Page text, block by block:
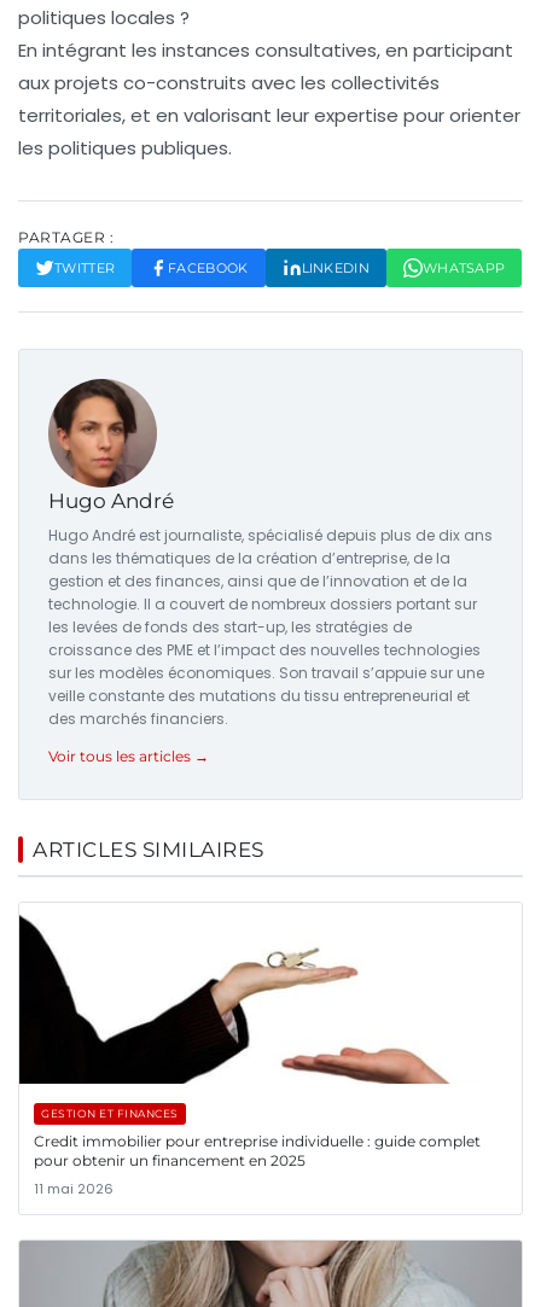
politiques locales ?
En intégrant les instances consultatives, en participant
aux projets co-construits avec les collectivités
territoriales, et en valorisant leur expertise pour orienter
les politiques publiques.
PARTAGER :
TWITTER FACEBOOK LINKEDIN WHATSAPP
Hugo André
Hugo André est journaliste, spécialisé depuis plus de dix ans
dans les thématiques de la création d’entreprise, de la
gestion et des finances, ainsi que de l’innovation et de la
technologie. Il a couvert de nombreux dossiers portant sur
les levées de fonds des start-up, les stratégies de
croissance des PME et l’impact des nouvelles technologies
sur les modèles économiques. Son travail s’appuie sur une
veille constante des mutations du tissu entrepreneurial et
des marchés financiers.
Voir tous les articles →
ARTICLES SIMILAIRES
GESTION ET FINANCES
Credit immobilier pour entreprise individuelle : guide complet
pour obtenir un financement en 2025
11 mai 2026